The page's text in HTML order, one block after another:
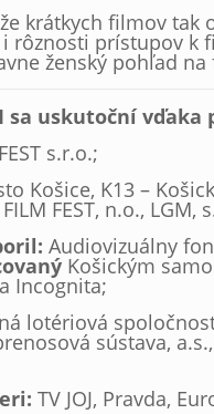
krátkych filmov tak
rôznosti prístupov k
ženský pohľad
sa uskutoční vďaka
s.r.o.;
Košice, K13 –
FEST, n.o., LGM,
Audiovizuálny
Košickým
Incognita;
lotériová
sústava,
TV JOJ, Pravda,